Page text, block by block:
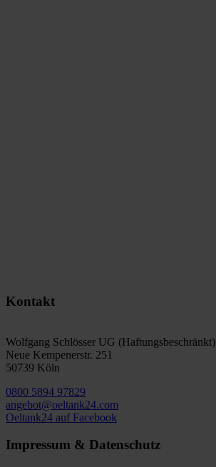
Kontakt
Wolfgang Schlösser UG (Haftungsbeschränkt)
Neue Kempenerstr. 251
50739 Köln
0800 5894 97829
angebot@oeltank24.com
Oeltank24 auf Facebook
Impressum & Datenschutz